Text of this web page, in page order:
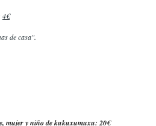
4€
de casa".
mujer y niño de kukuxumuxu: 20€